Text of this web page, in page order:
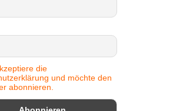
die
und möchte den
abonnieren.